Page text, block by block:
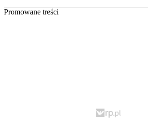
Promowane treści